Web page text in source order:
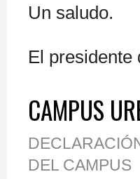
Un saludo.
El presidente
CAMPUS
DEL CAMPUS